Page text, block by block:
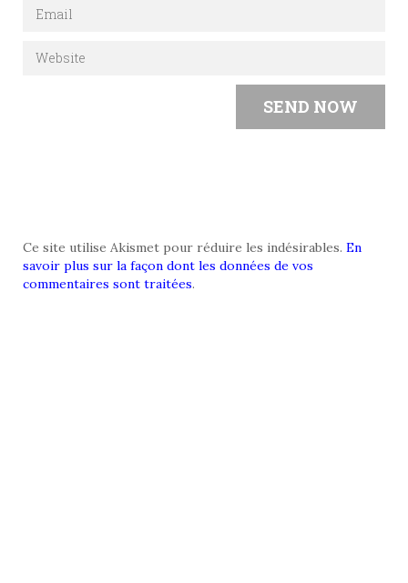
Ce site utilise Akismet pour réduire les indésirables. En
savoir plus sur la façon dont les données de vos
commentaires sont traitées.